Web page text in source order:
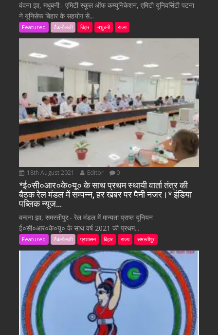
वंदना झा, मधुबनी:- एमिटी स्कूल ऑफ कम्युनिकेशन, एमिटी यूनिवर्सिटी पटना
ने यूनिसेफ बिहार के सहयोग से...
Featured टैकनोलजी बिहार मधुबनी राज्य
18th August 2021 Editor 0
*ई०सी०आर०के०यू० के साथ प्रथम स्थायी वार्ता तंत्र की
बैठक रेल मंडल में सम्पन्न, हर खबर पर पैनी नजर।* इंडिया
पब्लिक न्यूज…
वन्दना झा, समस्तीपुर:- रेल मंडल में मान्यता प्राप्त यूनियन
ई०सी०आर०के०यू० के साथ वर्ष 2021 की प्रथम...
Featured टैकनोलजी प्रशासन बिहार राज्य समस्तीपुर